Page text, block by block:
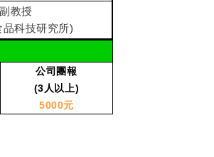
教授
科技研究所)
公司團報
(3人以上)
5000元